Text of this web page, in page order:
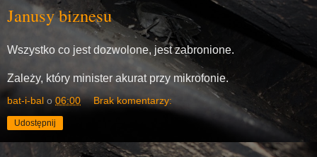
Janusy biznesu
Wszystko co jest dozwolone, jest zabronione.
Zależy, który minister akurat przy mikrofonie.
bat-i-bal o 06:00 Brak komentarzy:
Udostępnij